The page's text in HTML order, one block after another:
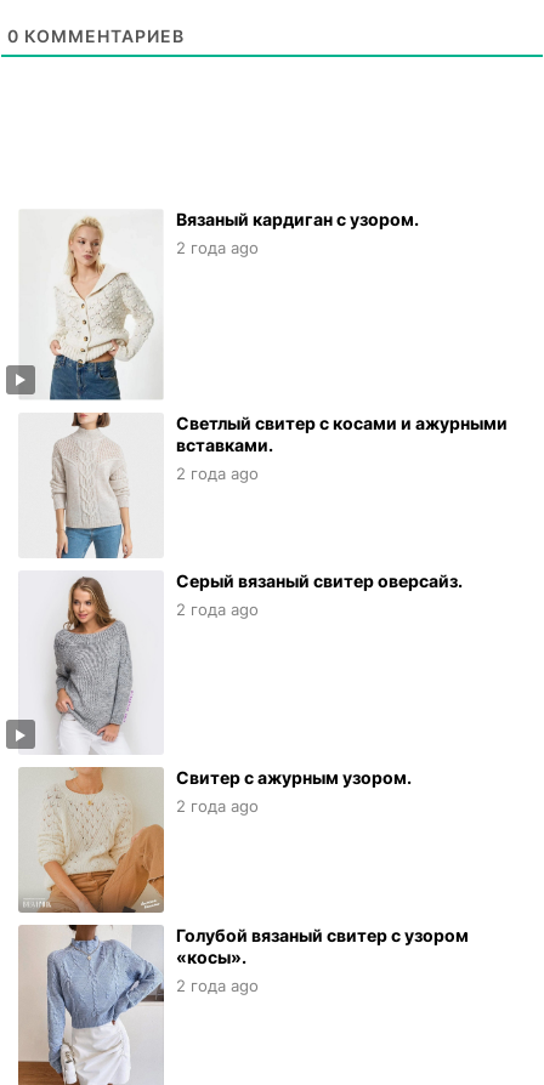
0 КОММЕНТАРИЕВ
Вязаный кардиган с узором.
2 года ago
Светлый свитер с косами и ажурными
вставками.
2 года ago
Серый вязаный свитер оверсайз.
2 года ago
Свитер с ажурным узором.
2 года ago
Голубой вязаный свитер с узором
«косы».
2 года ago